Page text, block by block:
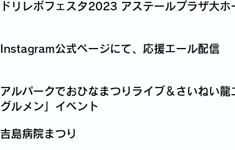
ドリレボフェスタ2023 アステールプラザ大ホ
Instagram公式ページにて、応援エール配信
アルパークでおひなまつりライブ＆さいねい龍
グルメン」イベント
吉島病院まつり